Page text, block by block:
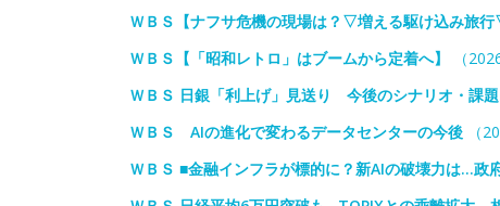
ＷＢＳ【ナフサ危機の現場は？▽増える駆け込み旅行
ＷＢＳ【「昭和レトロ」はブームから定着へ】
（
ＷＢＳ 日銀「利上げ」見送り 今後のシナリオ・課
ＷＢＳ AIの進化で変わるデータセンターの今後 （
ＷＢＳ ■金融インフラが標的に？新AIの破壊力は…政